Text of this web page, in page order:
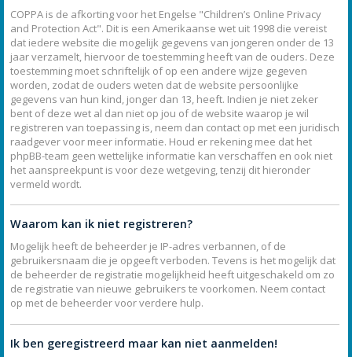
COPPA is de afkorting voor het Engelse "Children’s Online Privacy
and Protection Act". Dit is een Amerikaanse wet uit 1998 die vereist
dat iedere website die mogelijk gegevens van jongeren onder de 13
jaar verzamelt, hiervoor de toestemming heeft van de ouders. Deze
toestemming moet schriftelijk of op een andere wijze gegeven
worden, zodat de ouders weten dat de website persoonlijke
gegevens van hun kind, jonger dan 13, heeft. Indien je niet zeker
bent of deze wet al dan niet op jou of de website waarop je wil
registreren van toepassing is, neem dan contact op met een juridisch
raadgever voor meer informatie. Houd er rekening mee dat het
phpBB-team geen wettelijke informatie kan verschaffen en ook niet
het aanspreekpunt is voor deze wetgeving, tenzij dit hieronder
vermeld wordt.
Waarom kan ik niet registreren?
Mogelijk heeft de beheerder je IP-adres verbannen, of de
gebruikersnaam die je opgeeft verboden. Tevens is het mogelijk dat
de beheerder de registratie mogelijkheid heeft uitgeschakeld om zo
de registratie van nieuwe gebruikers te voorkomen. Neem contact
op met de beheerder voor verdere hulp.
Ik ben geregistreerd maar kan niet aanmelden!